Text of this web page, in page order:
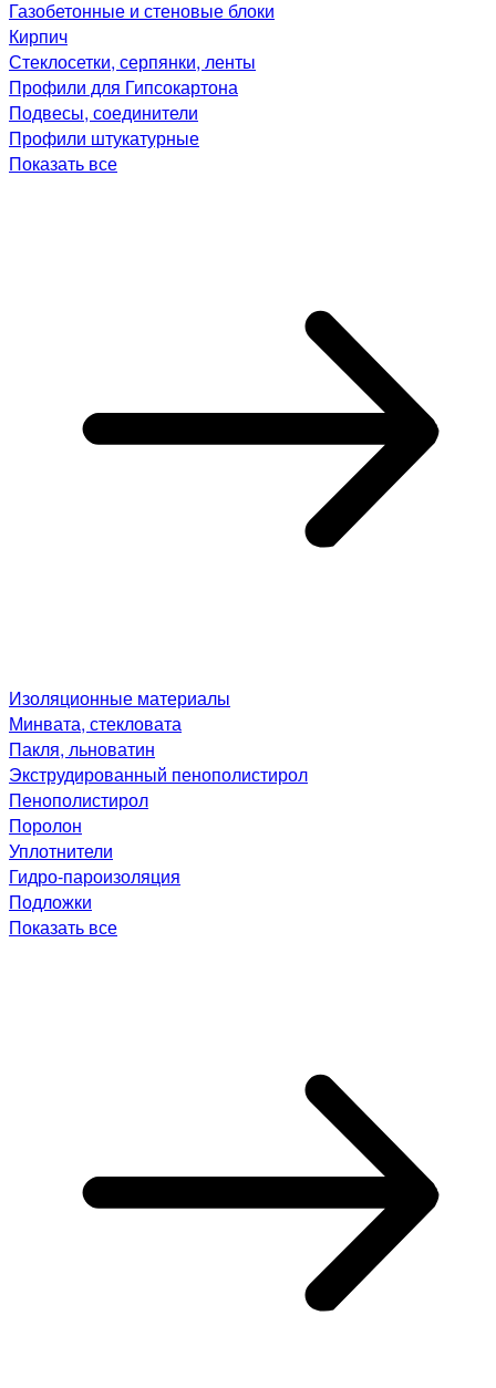
Газобетонные и стеновые блоки
Кирпич
Стеклосетки, серпянки, ленты
Профили для Гипсокартона
Подвесы, соединители
Профили штукатурные
Показать все
Изоляционные материалы
Минвата, стекловата
Пакля, льноватин
Экструдированный пенополистирол
Пенополистирол
Поролон
Уплотнители
Гидро-пароизоляция
Подложки
Показать все